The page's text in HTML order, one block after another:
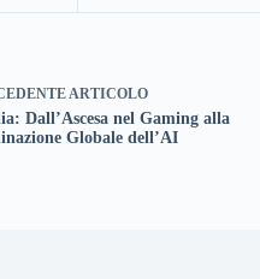
ARTICOLO
Dall’Ascesa nel Gaming alla
Globale dell’AI